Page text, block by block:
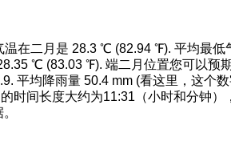
温在二月是 28.3 ℃ (82.94 ℉). 平均最低
℃ (83.03 ℉). 端二月位置您可以预
平均降雨量 50.4 mm (看这里，这个
时间长度大约为11:31（小时和分钟）